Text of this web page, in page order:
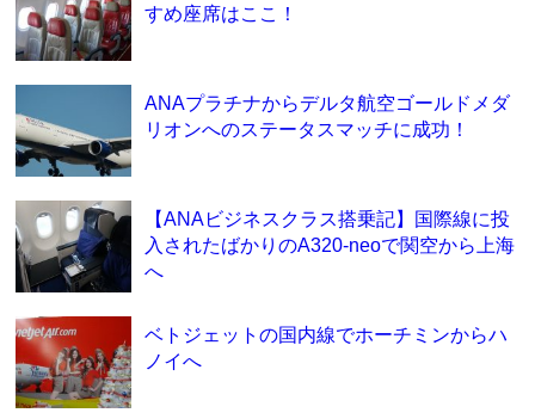
すめ座席はここ！
ANAプラチナからデルタ航空ゴールドメダ
リオンへのステータスマッチに成功！
【ANAビジネスクラス搭乗記】国際線に投
入されたばかりのA320-neoで関空から上海
へ
ベトジェットの国内線でホーチミンからハ
ノイへ